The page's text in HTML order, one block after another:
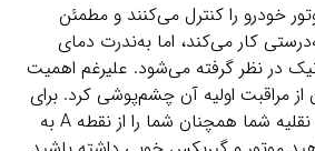
خودرو را کنترل می‌کنند و مطمئن
کار می‌کند، اما به‌ندرت دمای
در نظر گرفته می‌شود. علیرغم اهمیت
از مراقبت اولیه آن چشم‌پوشی کرد. برای
اطمینان از اینکه وسیله نقلیه شما همچنان شما را از نقطه A به